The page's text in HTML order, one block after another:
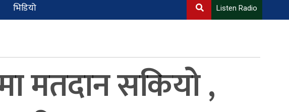
भिडियो
Listen Radio
मतदान सकियो ,